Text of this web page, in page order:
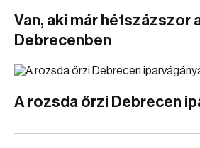
Van, aki már hétszázszor
Debrecenben
A rozsda őrzi Debrecen